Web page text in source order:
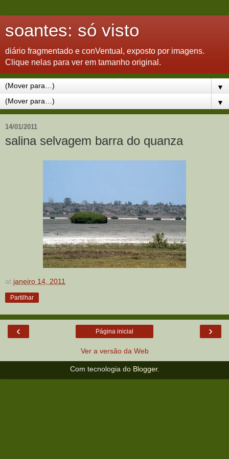
soantes: só visto
diário fragmentado e conVentual, exposto por imagens.
Clique nelas para ver em tamanho original.
▼
▼
14/01/2011
salina selvagem barra do quanza
at janeiro 14, 2011
Partilhar
‹ ›
Página inicial
Ver a versão da Web
Com tecnologia do Blogger.